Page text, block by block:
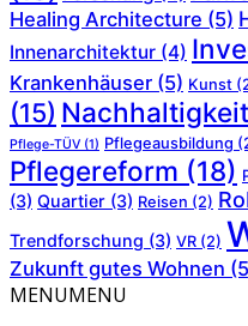
Healing Architecture (5)
Innenarchitektur (4)
Krankenhäuser (5) Kunst
(15) Nachhaltigkeit
Pflege-TÜV (1) Pflegeausbildung
Pflegereform (18)
(3) Quartier (3) Reisen (2)
Trendforschung (3) VR (2)
Zukunft gutes Wohnen
MENUMENU